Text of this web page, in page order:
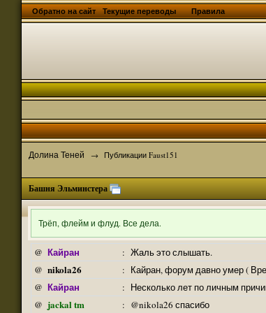
Обратно на сайт Текущие переводы Правила
Долина Теней → Публикации Faust151
Башня Эльминстера
Трёп, флейм и флуд. Все дела.
@ Кайран : Жаль это слышать.
@ nikola26 : Кайран, форум давно умер (
@ Кайран : Несколько лет по личным
@ jackal tm : @nikola26 спасибо